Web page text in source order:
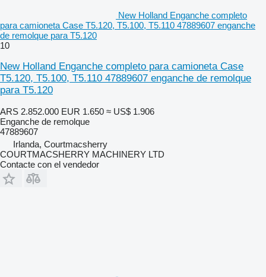
New Holland Enganche completo
para camioneta Case T5.120, T5.100, T5.110 47889607 enganche
de remolque para T5.120
10
New Holland Enganche completo para camioneta Case
T5.120, T5.100, T5.110 47889607 enganche de remolque
para T5.120
ARS 2.852.000 EUR 1.650 ≈ US$ 1.906
Enganche de remolque
47889607
Irlanda, Courtmacsherry
COURTMACSHERRY MACHINERY LTD
Contacte con el vendedor